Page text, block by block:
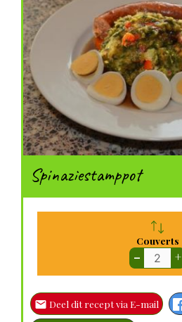
Spinaziestamppot
Couverts
– +
Deel dit recept via E-mail